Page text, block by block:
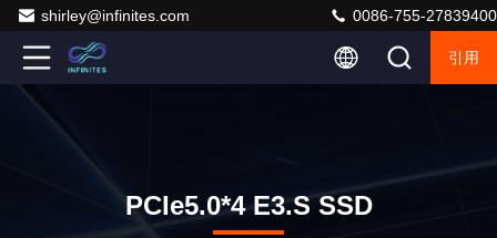
shirley@infinites.com 0086-755-27839400
引用
PCIe5.0*4 E3.S SSD